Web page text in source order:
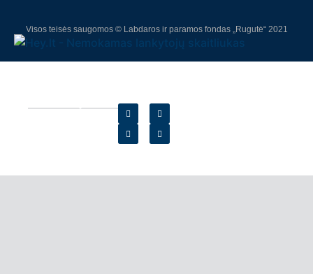
Visos teisės saugomos © Labdaros ir paramos fondas „Rugutė“ 2021